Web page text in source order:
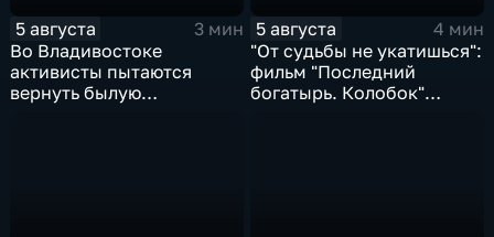
5 августа
3 мин
Во Владивостоке
активисты пытаются
вернуть былую
5 августа
4 мин
"От судьбы не укатишься":
фильм "Последний
богатырь. Колобок"